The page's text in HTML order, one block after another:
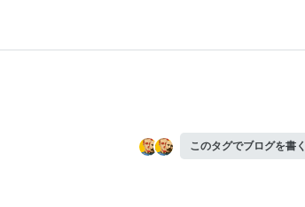
このタグでブログを書く